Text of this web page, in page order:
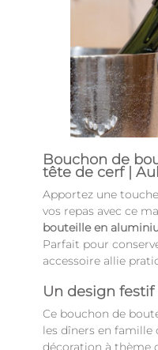
Bouchon de
tête de cerf |
Apportez une
vos repas avec ce
bouteille en
Parfait pour
accessoire allie
Un design
Ce bouchon de
les dîners en
décoration à thème